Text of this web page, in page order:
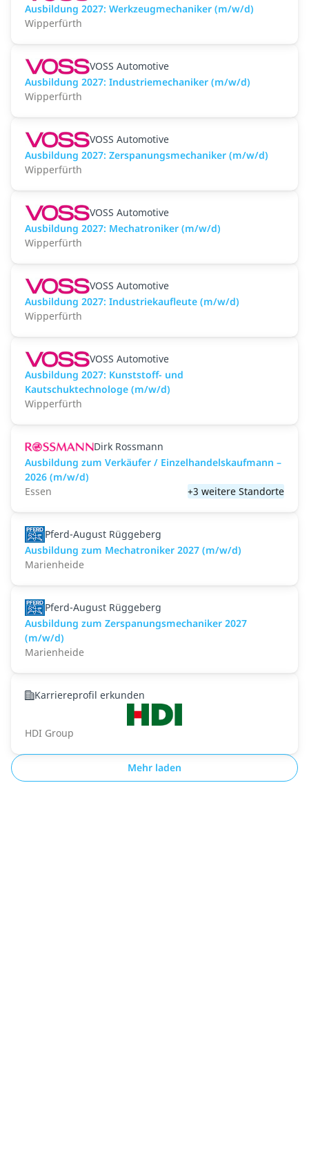
Ausbildung 2027: Werkzeugmechaniker (m/w/d)
Wipperfürth
VOSS Automotive
Ausbildung 2027: Industriemechaniker (m/w/d)
Wipperfürth
VOSS Automotive
Ausbildung 2027: Zerspanungsmechaniker (m/w/d)
Wipperfürth
VOSS Automotive
Ausbildung 2027: Mechatroniker (m/w/d)
Wipperfürth
VOSS Automotive
Ausbildung 2027: Industriekaufleute (m/w/d)
Wipperfürth
VOSS Automotive
Ausbildung 2027: Kunststoff- und
Kautschuktechnologe (m/w/d)
Wipperfürth
Dirk Rossmann
Ausbildung zum Verkäufer / Einzelhandelskaufmann –
2026 (m/w/d)
Essen
+3 weitere Standorte
Pferd-August Rüggeberg
Ausbildung zum Mechatroniker 2027 (m/w/d)
Marienheide
Pferd-August Rüggeberg
Ausbildung zum Zerspanungsmechaniker 2027
(m/w/d)
Marienheide
Karriereprofil erkunden
HDI Group
Mehr laden